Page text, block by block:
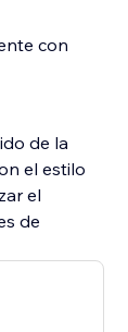
con
de la
el estilo
el
de